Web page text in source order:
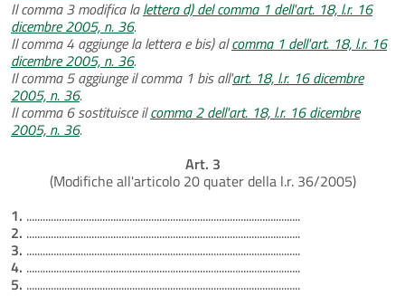
Il comma 3 modifica lalettera d) del comma 1 dell'art. 18, l.r. 16
dicembre 2005, n. 36.
Il comma 4 aggiunge la lettera e bis) alcomma 1 dell'art. 18, l.r. 16
dicembre 2005, n. 36.
Il comma 5 aggiunge il comma 1 bis all'art. 18, l.r. 16 dicembre
2005, n. 36.
Il comma 6 sostituisce ilcomma 2 dell'art. 18, l.r. 16 dicembre
2005, n. 36.
Art. 3
(Modifiche all'articolo 20 quater della l.r. 36/2005)
1. .....................................................................................................
2. .....................................................................................................
3. .....................................................................................................
4. .....................................................................................................
5. .....................................................................................................